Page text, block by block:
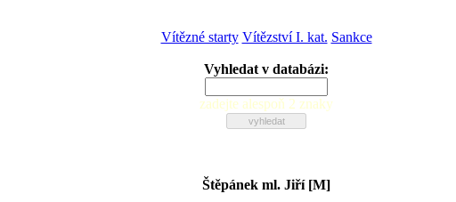
Vítězné starty Vítězství I. kat. Sankce
Vyhledat v databázi:
zadejte alespoň 2 znaky
Štěpánek ml. Jiří [M]